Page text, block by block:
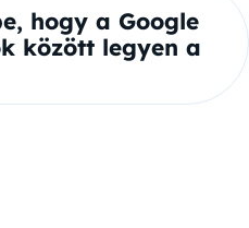
hogy a Google
között legyen a